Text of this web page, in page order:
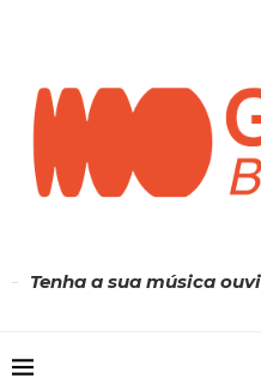
Tenha a sua música